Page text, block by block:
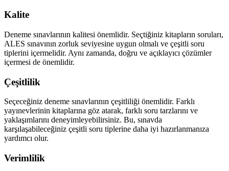
Kalite
Deneme sınavlarının kalitesi önemlidir. Seçtiğiniz kitapların soruları,
ALES sınavının zorluk seviyesine uygun olmalı ve çeşitli soru
tiplerini içermelidir. Aynı zamanda, doğru ve açıklayıcı çözümler
içermesi de önemlidir.
Çeşitlilik
Seçeceğiniz deneme sınavlarının çeşitliliği önemlidir. Farklı
yayınevlerinin kitaplarına göz atarak, farklı soru tarzlarını ve
yaklaşımlarını deneyimleyebilirsiniz. Bu, sınavda
karşılaşabileceğiniz çeşitli soru tiplerine daha iyi hazırlanmanıza
yardımcı olur.
Verimlilik